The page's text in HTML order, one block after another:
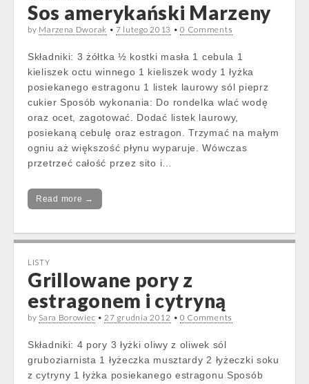
Sos amerykański Marzeny
by Marzena Dworak •7 lutego 2013 •0 Comments
Składniki: 3 żółtka ½ kostki masła 1 cebula 1
kieliszek octu winnego 1 kieliszek wody 1 łyżka
posiekanego estragonu 1 listek laurowy sól pieprz
cukier Sposób wykonania: Do rondelka wlać wodę
oraz ocet, zagotować. Dodać listek laurowy,
posiekaną cebulę oraz estragon. Trzymać na małym
ogniu aż większość płynu wyparuje. Wówczas
przetrzeć całość przez sito i…
Read more →
LISTY
Grillowane pory z
estragonem i cytryną
by Sara Borowiec •27 grudnia 2012 • 0 Comments
Składniki: 4 pory 3 łyżki oliwy z oliwek sól
gruboziarnista 1 łyżeczka musztardy 2 łyżeczki soku
z cytryny 1 łyżka posiekanego estragonu Sposób